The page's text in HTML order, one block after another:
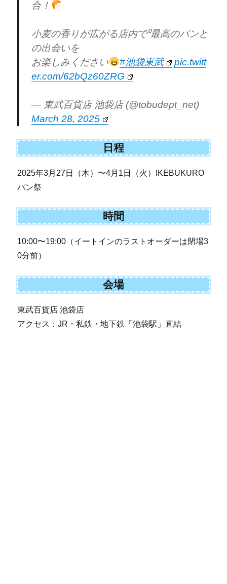
合！
小麦の香りが広がる店内で⁰最高のパンと
の出会いを
お楽しみください
#池袋東武
pic.twitt
er.com/62bQz60ZRG
— 東武百貨店 池袋店 (@tobudept_net)
March 28, 2025
日程
2025年3月27日（木）〜4月1日（火）IKEBUKURO
パン祭
時間
10:00〜19:00（イートインのラストオーダーは閉場3
0分前）
会場
東武百貨店 池袋店
アクセス：JR・私鉄・地下鉄「池袋駅」直結